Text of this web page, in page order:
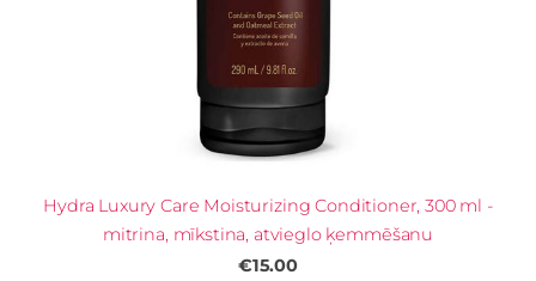
Hydra Luxury Care Moisturizing Conditioner, 300 ml -
mitrina, mīkstina, atvieglo ķemmēšanu
€15.00